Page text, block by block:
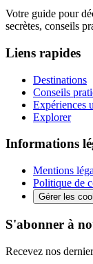
Votre guide pour
secrètes, conseils
Liens rapides
Destinations
Conseils
Expériences
Explorer
Informations
Mentions
Politique de
Gérer les
S'abonner à
Recevez nos